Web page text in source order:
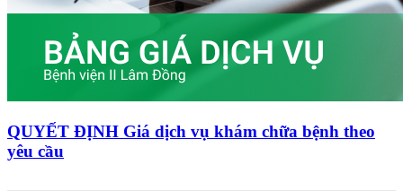
QUYẾT ĐỊNH Giá dịch vụ khám chữa bệnh theo
yêu cầu